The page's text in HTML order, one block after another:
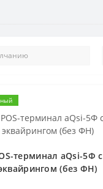
терминал aQsi-5Ф с
(без ФН)